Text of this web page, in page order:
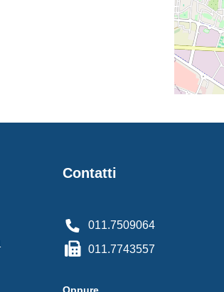
Contatti
011.7509064
011.7743557